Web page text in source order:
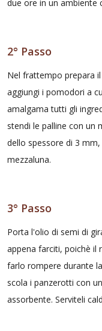
due ore in un ambiente
2° Passo
Nel frattempo prepara
aggiungi i pomodori a
amalgama tutti gli
stendi le palline con un
dello spessore di 3
mezzaluna.
3° Passo
Porta l'olio di semi di
appena farciti, poichè il
farlo rompere durante
scola i panzerotti con
assorbente. Serviteli